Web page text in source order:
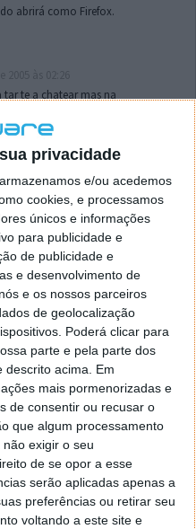
privacidade
armazenamos e/ou acedemos
cookies, e processamos
únicos e informações
para publicidade e
de publicidade e
e desenvolvimento de
e os nossos parceiros
de geolocalização
Poderá clicar para
parte e pela parte dos
descrito acima. Em
mais pormenorizadas e
de consentir ou recusar o
que algum processamento
exigir o seu
de se opor a esse
serão aplicadas apenas a
preferências ou retirar seu
voltando a este site e
abrirá como Firefox.
tar te a chatear mas na
a comecar a desesperar, ate ja
tentativa de forçar o uso do
te lembres de outra dica fico
obrigado a mesma
de 2005 às 01:39
Seja como for segue por mail
de 2005 às 11:21
falei. Faz da seguinte maneira,
janela com o botão direito do
no separador Menu ‘Iniciar’
aí encontrarás no separador
o Browser com que queres